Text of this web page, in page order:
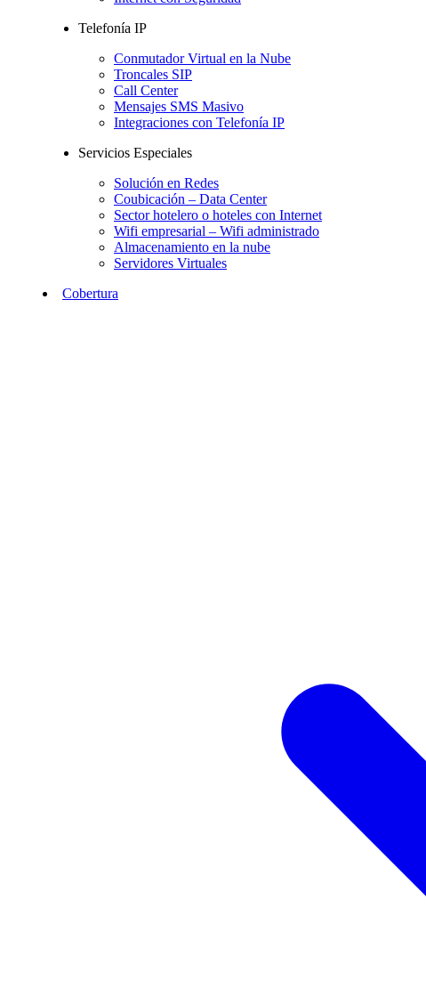
Telefonía IP
Conmutador Virtual en la Nube
Troncales SIP
Call Center
Mensajes SMS Masivo
Integraciones con Telefonía IP
Servicios Especiales
Solución en Redes
Coubicación – Data Center
Sector hotelero o hoteles con Internet
Wifi empresarial – Wifi administrado
Almacenamiento en la nube
Servidores Virtuales
Cobertura